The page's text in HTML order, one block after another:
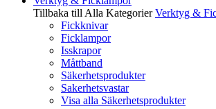
Tillbaka till Alla Kategorier Verktyg &
Fickknivar
Ficklampor
Isskrapor
Måttband
Säkerhetsprodukter
Sakerhetsvastar
Visa alla Säkerhetsprodukter